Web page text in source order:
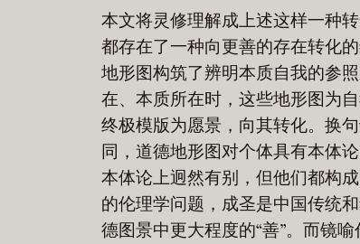
本文将灵修理解成上述这样一种转
都存在了一种向更善的存在转化
地形图构筑了辨明本质自我的参
在、本质所在时，这些地形图为
终极模版为愿景，向其转化。换
同，道德地形图对个体具有本体
本体论上迥然有别，但他们都构
的伦理学问题，成圣是中国传统
德图景中更大程度的“善”。而镜